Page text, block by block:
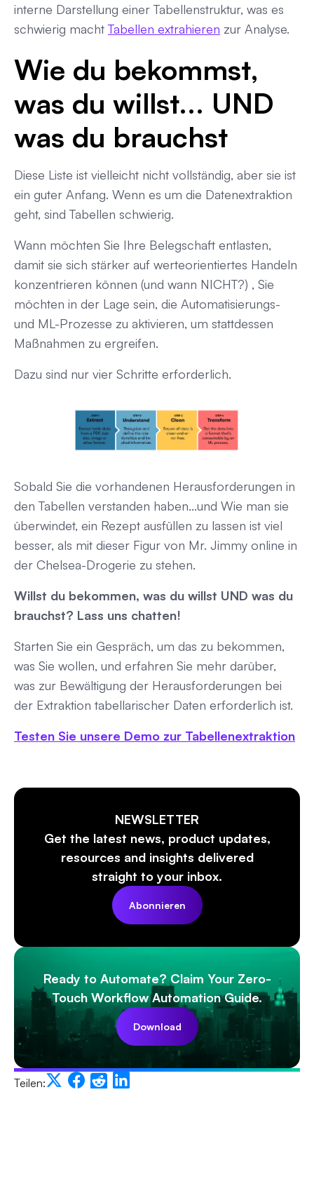
interne Darstellung einer Tabellenstruktur, was es
schwierig machtTabellen extrahieren zur Analyse.
Wie du bekommst,
was du willst... UND
was du brauchst
Diese Liste ist vielleicht nicht vollständig, aber sie ist
ein guter Anfang. Wenn es um die Datenextraktion
geht, sind Tabellen schwierig.
Wann möchten Sie Ihre Belegschaft entlasten,
damit sie sich stärker auf werteorientiertes Handeln
konzentrieren können (und wann NICHT?) , Sie
möchten in der Lage sein, die Automatisierungs-
und ML-Prozesse zu aktivieren, um stattdessen
Maßnahmen zu ergreifen.
Dazu sind nur vier Schritte erforderlich.
Sobald Sie die vorhandenen Herausforderungen in
den Tabellen verstanden haben...und Wie man sie
überwindet, ein Rezept ausfüllen zu lassen ist viel
besser, als mit dieser Figur von Mr. Jimmy online in
der Chelsea-Drogerie zu stehen.
Willst du bekommen, was du willst UND was du
brauchst? Lass uns chatten!
Starten Sie ein Gespräch, um das zu bekommen,
was Sie wollen, und erfahren Sie mehr darüber,
was zur Bewältigung der Herausforderungen bei
der Extraktion tabellarischer Daten erforderlich ist.
Testen Sie unsere Demo zur Tabellenextraktion
NEWSLETTER
Get the latest news, product updates,
resources and insights delivered
straight to your inbox.
Abonnieren
Ready to Automate? Claim Your Zero-
Touch Workflow Automation Guide.
Download
Teilen: